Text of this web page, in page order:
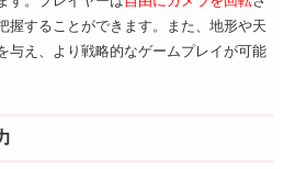
握することができます。また、地形や天
与え、より戦略的なゲームプレイが可能